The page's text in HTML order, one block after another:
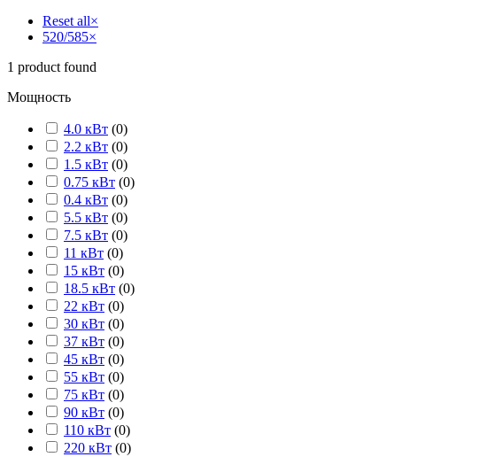
Reset all×
520/585×
1 product found
Мощность
4.0 кВт (0)
2.2 кВт (0)
1.5 кВт (0)
0.75 кВт (0)
0.4 кВт (0)
5.5 кВт (0)
7.5 кВт (0)
11 кВт (0)
15 кВт (0)
18.5 кВт (0)
22 кВт (0)
30 кВт (0)
37 кВт (0)
45 кВт (0)
55 кВт (0)
75 кВт (0)
90 кВт (0)
110 кВт (0)
220 кВт (0)